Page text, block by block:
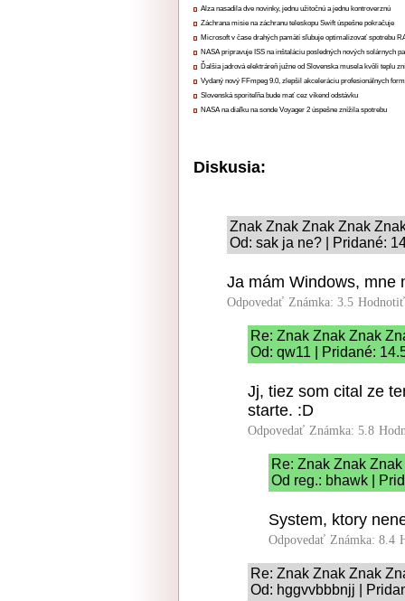
Alza nasadila dve novinky, jednu užitočnú a jednu kontroverznú
Záchrana misie na záchranu teleskopu Swift úspešne pokračuje
Microsoft v čase drahých pamätí sľubuje optimalizovať spotrebu
NASA pripravuje ISS na inštaláciu posledných nových solárnych
Ďalšia jadrová elektráreň južne od Slovenska musela kvôli teplu
Vydaný nový FFmpeg 9.0, zlepšil akceleráciu profesionálnych
Slovenská sporiteľňa bude mať cez víkend odstávku
NASA na diaľku na sonde Voyager 2 úspešne znížila spotrebu
Diskusia:
Znak Znak Znak Znak
Od: sak ja ne? | Pridané:
Ja mám Windows, mne
Odpovedať Známka: 3.5
Re: Znak Znak Znak
Od: qw11 | Pridané:
Jj, tiez som cital ze
starte. :D
Odpovedať Známka: 5.8
Re: Znak Znak
Od reg.: bhawk |
System, ktory
Odpovedať Známka: 8.4
Re: Znak Znak Znak
Od: hggvvbbbnjj |